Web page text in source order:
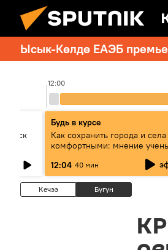
Ысык-Көлдө ЕАЭБ
12:00
Будь в курсе
Как сохранить города и села
комфортными: мнение
12:04 40 мин
Кечээ Бүгүн